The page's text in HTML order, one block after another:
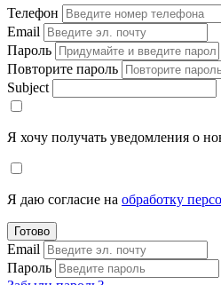
Телефон
Email
Пароль
Повторите пароль
Subject
Я хочу получать уведомления о
Я даю согласие на обработку
Готово
Email
Пароль